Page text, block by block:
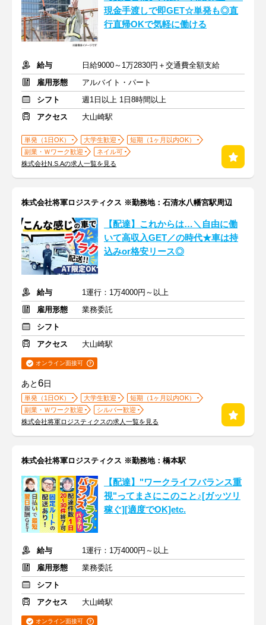
現金手渡しで即GET☆単発も◎直
行直帰OKで気軽に働ける
給与
日給9000～1万2830円＋交通費全額支給
雇用形態
アルバイト・パート
シフト
週1日以上 1日8時間以上
アクセス
大山崎駅
単発（1日OK） 大学生歓迎
短期（1ヶ月以内OK）
副業・Ｗワーク歓迎
ネイル可
株式会社N.S.Aの求人一覧を見る
株式会社将軍ロジスティクス ※勤務地：石清水八幡宮駅周辺
【配達】これからは…＼自由に働
いて高収入GET／の時代★車は持
込みor格安リース◎
給与
1運行：1万4000円～以上
雇用形態
業務委託
シフト
アクセス
大山崎駅
オンライン面接可
あと6日
単発（1日OK） 大学生歓迎
短期（1ヶ月以内OK）
副業・Ｗワーク歓迎
シルバー歓迎
株式会社将軍ロジスティクスの求人一覧を見る
株式会社将軍ロジスティクス ※勤務地：橋本駅
【配達】"ワークライフバランス重
視"ってまさにこのこと♪[ガッツリ
稼ぐ][適度でOK]etc.
給与
1運行：1万4000円～以上
雇用形態
業務委託
シフト
アクセス
大山崎駅
オンライン面接可